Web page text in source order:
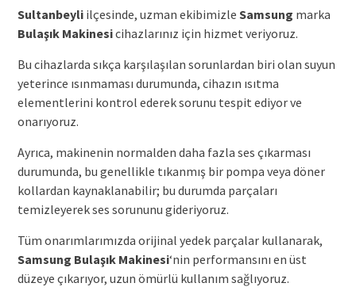
Sultanbeyliilçesinde, uzman ekibimizle Samsung marka
Bulaşık Makinesicihazlarınız için hizmet veriyoruz.
Bu cihazlarda sıkça karşılaşılan sorunlardan biri olan suyun
yeterince ısınmaması durumunda, cihazın ısıtma
elementlerini kontrol ederek sorunu tespit ediyor ve
onarıyoruz.
Ayrıca, makinenin normalden daha fazla ses çıkarması
durumunda, bu genellikle tıkanmış bir pompa veya döner
kollardan kaynaklanabilir; bu durumda parçaları
temizleyerek ses sorununu gideriyoruz.
Tüm onarımlarımızda orijinal yedek parçalar kullanarak,
Samsung Bulaşık Makinesi‘nin performansını en üst
düzeye çıkarıyor, uzun ömürlü kullanım sağlıyoruz.